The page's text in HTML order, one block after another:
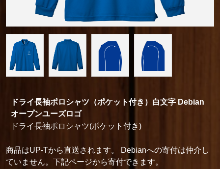
ドライ長袖ポロシャツ（ポケット付き）白文字 Debian
オープンユーズロゴ
ドライ長袖ポロシャツ(ポケット付き)
商品はUP-Tから直送されます。 Debianへの寄付は仲介し
ていません。下記ページから寄付できます。